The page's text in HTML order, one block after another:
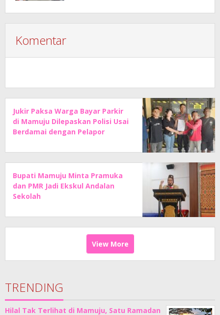
Komentar
Jukir Paksa Warga Bayar Parkir
di Mamuju Dilepaskan Polisi Usai
Berdamai dengan Pelapor
Bupati Mamuju Minta Pramuka
dan PMR Jadi Ekskul Andalan
Sekolah
View More
TRENDING
Hilal Tak Terlihat di Mamuju, Satu Ramadan